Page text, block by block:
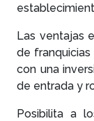
Las ventajas
de
con una
de entrada y
Posibilita a